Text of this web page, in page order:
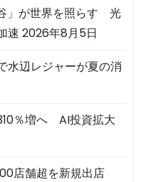
」が世界を照らす 光
速 2026年8月5日
辺レジャーが夏の消
％増へ AI投資拡大
店舗超を新規出店